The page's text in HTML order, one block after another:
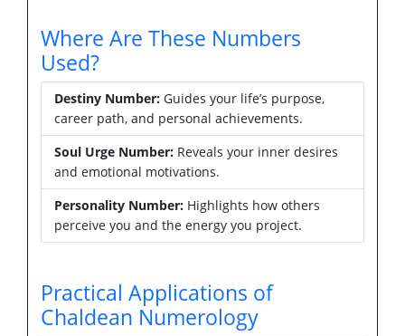
Where Are These Numbers
Used?
Destiny Number: Guides your life’s purpose,
career path, and personal achievements.
Soul Urge Number: Reveals your inner desires
and emotional motivations.
Personality Number: Highlights how others
perceive you and the energy you project.
Practical Applications of
Chaldean Numerology